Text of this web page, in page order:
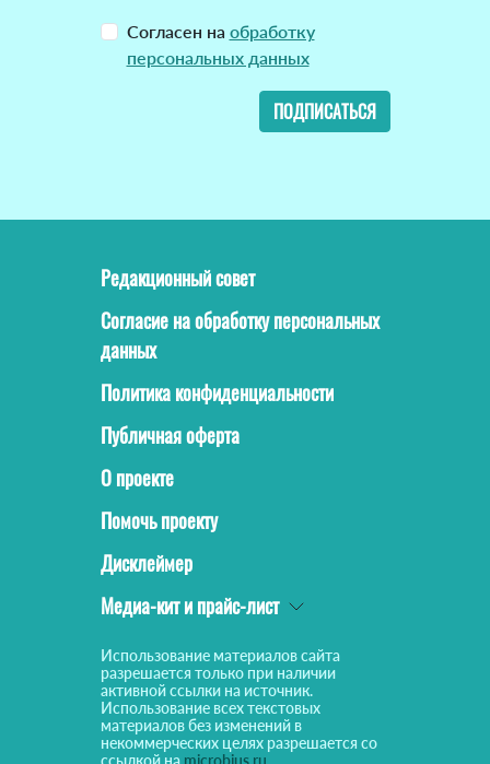
Согласен на обработку
персональных данных
ПОДПИСАТЬСЯ
Редакционный совет
Согласие на обработку персональных
данных
Политика конфиденциальности
Публичная оферта
О проекте
Помочь проекту
Дисклеймер
Медиа-кит и прайс-лист
Использование материалов сайта
разрешается только при наличии
активной ссылки на источник.
Использование всех текстовых
материалов без изменений в
некоммерческих целях разрешается со
ссылкой на microbius.ru